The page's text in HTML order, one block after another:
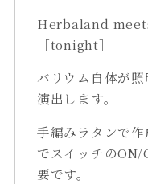
Herbaland
［tonight］
バリウム自体が
演出します。
手編みラタンで
でスイッチのON/
要です。